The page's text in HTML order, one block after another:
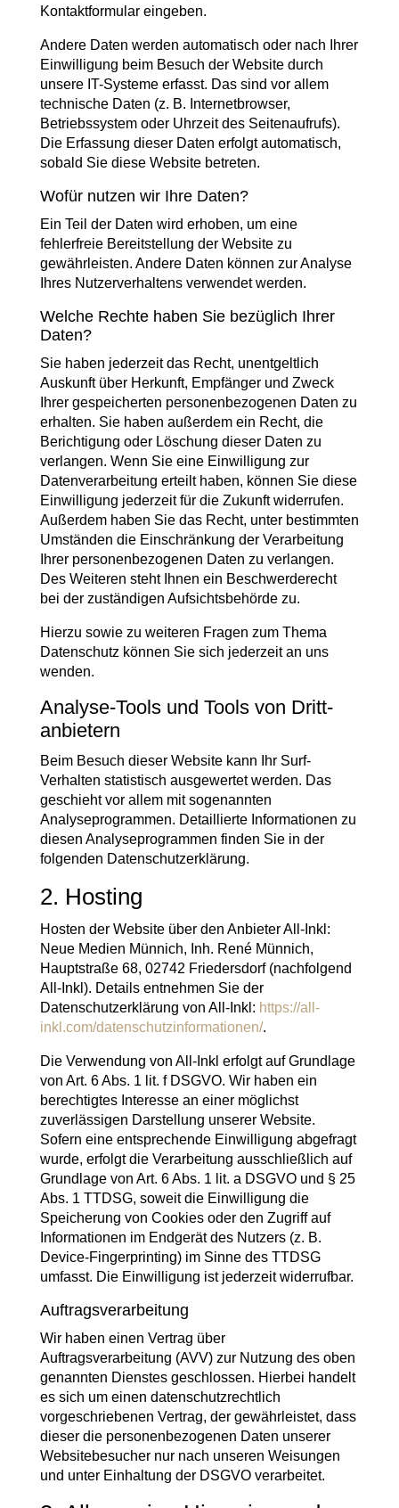
Kontaktformular eingeben.
Andere Daten werden automatisch oder nach Ihrer
Einwilligung beim Besuch der Website durch
unsere IT-Systeme erfasst. Das sind vor allem
technische Daten (z. B. Internetbrowser,
Betriebssystem oder Uhrzeit des Seitenaufrufs).
Die Erfassung dieser Daten erfolgt automatisch,
sobald Sie diese Website betreten.
Wofür nutzen wir Ihre Daten?
Ein Teil der Daten wird erhoben, um eine
fehlerfreie Bereitstellung der Website zu
gewährleisten. Andere Daten können zur Analyse
Ihres Nutzerverhaltens verwendet werden.
Welche Rechte haben Sie bezüglich Ihrer
Daten?
Sie haben jederzeit das Recht, unentgeltlich
Auskunft über Herkunft, Empfänger und Zweck
Ihrer gespeicherten personenbezogenen Daten zu
erhalten. Sie haben außerdem ein Recht, die
Berichtigung oder Löschung dieser Daten zu
verlangen. Wenn Sie eine Einwilligung zur
Datenverarbeitung erteilt haben, können Sie diese
Einwilligung jederzeit für die Zukunft widerrufen.
Außerdem haben Sie das Recht, unter bestimmten
Umständen die Einschränkung der Verarbeitung
Ihrer personenbezogenen Daten zu verlangen.
Des Weiteren steht Ihnen ein Beschwerderecht
bei der zuständigen Aufsichtsbehörde zu.
Hierzu sowie zu weiteren Fragen zum Thema
Datenschutz können Sie sich jederzeit an uns
wenden.
Analyse-Tools und Tools von Dritt­
anbietern
Beim Besuch dieser Website kann Ihr Surf-
Verhalten statistisch ausgewertet werden. Das
geschieht vor allem mit sogenannten
Analyseprogrammen. Detaillierte Informationen zu
diesen Analyseprogrammen finden Sie in der
folgenden Datenschutzerklärung.
2. Hosting
Hosten der Website über den Anbieter All-Inkl:
Neue Medien Münnich, Inh. René Münnich,
Hauptstraße 68, 02742 Friedersdorf (nachfolgend
All-Inkl). Details entnehmen Sie der
Datenschutzerklärung von All-Inkl: https://all-
inkl.com/datenschutzinformationen/.
Die Verwendung von All-Inkl erfolgt auf Grundlage
von Art. 6 Abs. 1 lit. f DSGVO. Wir haben ein
berechtigtes Interesse an einer möglichst
zuverlässigen Darstellung unserer Website.
Sofern eine entsprechende Einwilligung abgefragt
wurde, erfolgt die Verarbeitung ausschließlich auf
Grundlage von Art. 6 Abs. 1 lit. a DSGVO und § 25
Abs. 1 TTDSG, soweit die Einwilligung die
Speicherung von Cookies oder den Zugriff auf
Informationen im Endgerät des Nutzers (z. B.
Device-Fingerprinting) im Sinne des TTDSG
umfasst. Die Einwilligung ist jederzeit widerrufbar.
Auftragsverarbeitung
Wir haben einen Vertrag über
Auftragsverarbeitung (AVV) zur Nutzung des oben
genannten Dienstes geschlossen. Hierbei handelt
es sich um einen datenschutzrechtlich
vorgeschriebenen Vertrag, der gewährleistet, dass
dieser die personenbezogenen Daten unserer
Websitebesucher nur nach unseren Weisungen
und unter Einhaltung der DSGVO verarbeitet.